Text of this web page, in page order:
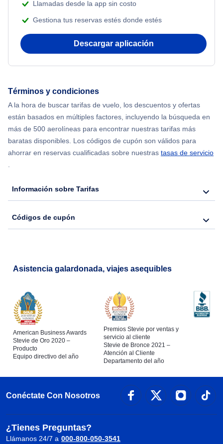
Flights from Nueva York to Mumbai
Flights from Shanghai to Nueva York
Flights from Nueva York to Hong Kong
Flights from Nueva York to Seúl
Llamadas desde la app sin costo
Gestiona tus reservas estés donde estés
Descargar aplicación
Términos y condiciones
A la hora de buscar tarifas de vuelo, los descuentos y ofertas
están basados en múltiples factores, incluyendo la búsqueda en
más de 500 aerolíneas para encontrar nuestras tarifas más
baratas disponibles. Los códigos de cupón son válidos para
ahorrar en reservas cualificadas sobre nuestras tasas de servicio
.
Información sobre Tarifas
Códigos de cupón
Asistencia galardonada, viajes asequibles
American Business Awards
Stevie de Oro 2020 –
Producto
Equipo directivo del año
Premios Stevie por ventas y
servicio al cliente
Stevie de Bronce 2021 –
Atención al Cliente
Departamento del año
Conéctate Con Nosotros
¿Tienes Preguntas?
Llámanos 24/7 a 000-800-050-3541